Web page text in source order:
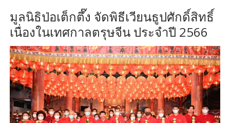
มูลนิธิป่อเต็กตึ๊ง จัดพิธีเวียนธูปศักดิ์สิทธิ์
เนื่องในเทศกาลตรุษจีน ประจำปี 2566